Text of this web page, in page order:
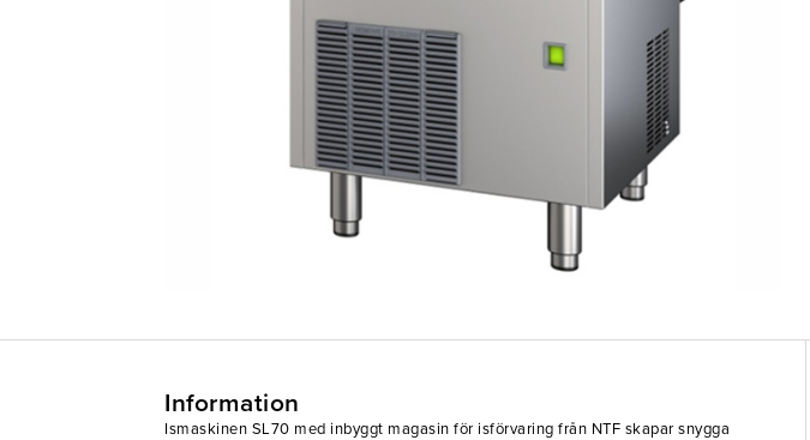
Information
Ismaskinen SL70 med inbyggt magasin för isförvaring från NTF skapar snygga